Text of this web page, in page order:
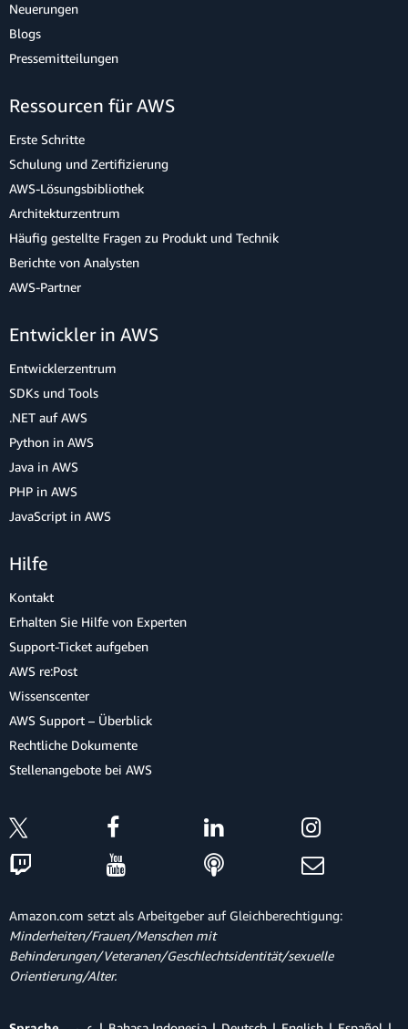
Neuerungen
Blogs
Pressemitteilungen
Ressourcen für AWS
Erste Schritte
Schulung und Zertifizierung
AWS-Lösungsbibliothek
Architekturzentrum
Häufig gestellte Fragen zu Produkt und Technik
Berichte von Analysten
AWS-Partner
Entwickler in AWS
Entwicklerzentrum
SDKs und Tools
.NET auf AWS
Python in AWS
Java in AWS
PHP in AWS
JavaScript in AWS
Hilfe
Kontakt
Erhalten Sie Hilfe von Experten
Support-Ticket aufgeben
AWS re:Post
Wissenscenter
AWS Support – Überblick
Rechtliche Dokumente
Stellenangebote bei AWS
Amazon.com setzt als Arbeitgeber auf Gleichberechtigung:
Minderheiten/Frauen/Menschen mit
Behinderungen/Veteranen/Geschlechtsidentität/sexuelle
Orientierung/Alter.